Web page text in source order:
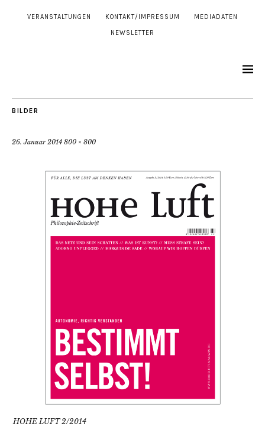
VERANSTALTUNGEN KONTAKT/IMPRESSUM MEDIADATEN
NEWSLETTER
BILDER
26. Januar 2014 800 × 800
HOHE LUFT 2/2014